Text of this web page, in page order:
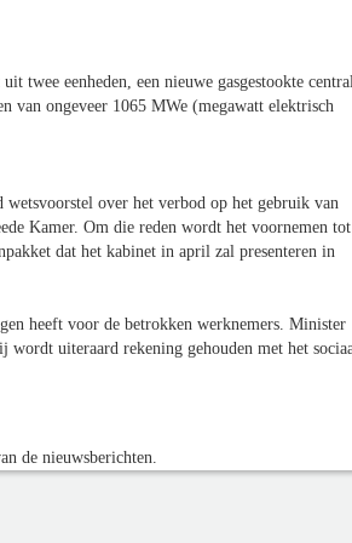
twee eenheden, een nieuwe gasgestookte
van ongeveer 1065 MWe (megawatt elektrisch
over het verbod op het gebruik van
Kamer. Om die reden wordt het voornemen tot
dat het kabinet in april zal presenteren in
heeft voor de betrokken werknemers. Minister
wordt uiteraard rekening gehouden met het
de nieuwsberichten.